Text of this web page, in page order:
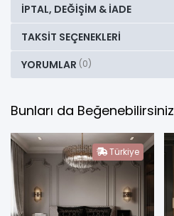
İPTAL, DEĞIŞIM & İADE
TAKSIT SEÇENEKLERI
YORUMLAR (0)
Bunları da Beğenebilirsiniz
Türkiye